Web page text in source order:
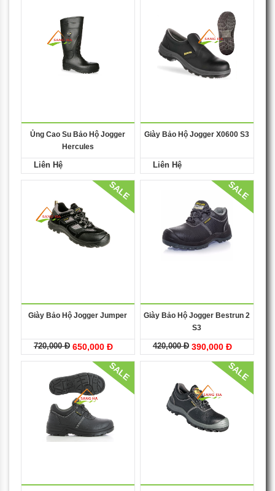
Ủng Cao Su Bảo Hộ Jogger
Hercules
Liên Hệ
Giày Bảo Hộ Jogger X0600 S3
Liên Hệ
SALE
Giày Bảo Hộ Jogger Jumper
720,000 Đ 650,000 Đ
SALE
Giày Bảo Hộ Jogger Bestrun 2
S3
420,000 Đ 390,000 Đ
SALE SALE